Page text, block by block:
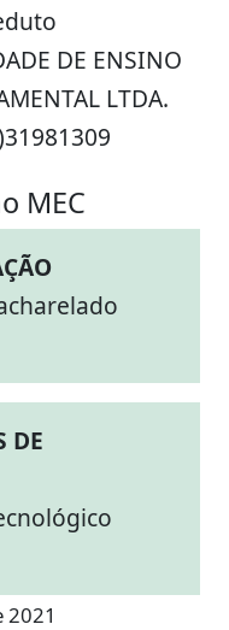
DE ENSINO
LTDA.
MEC
DE
2021